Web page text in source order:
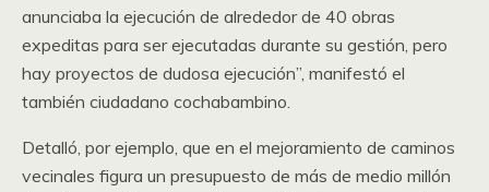
anunciaba la ejecución de alrededor de 40 obras
expeditas para ser ejecutadas durante su gestión, pero
hay proyectos de dudosa ejecución”, manifestó el
también ciudadano cochabambino.
Detalló, por ejemplo, que en el mejoramiento de caminos
vecinales figura un presupuesto de más de medio millón